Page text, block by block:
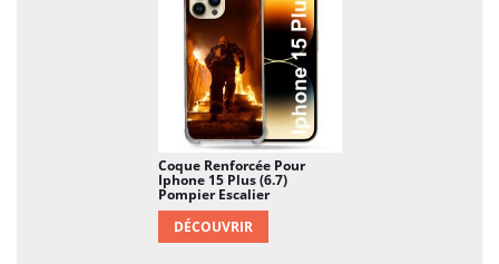
Coque Renforcée Pour
Iphone 15 Plus (6.7)
Pompier Escalier
DÉCOUVRIR